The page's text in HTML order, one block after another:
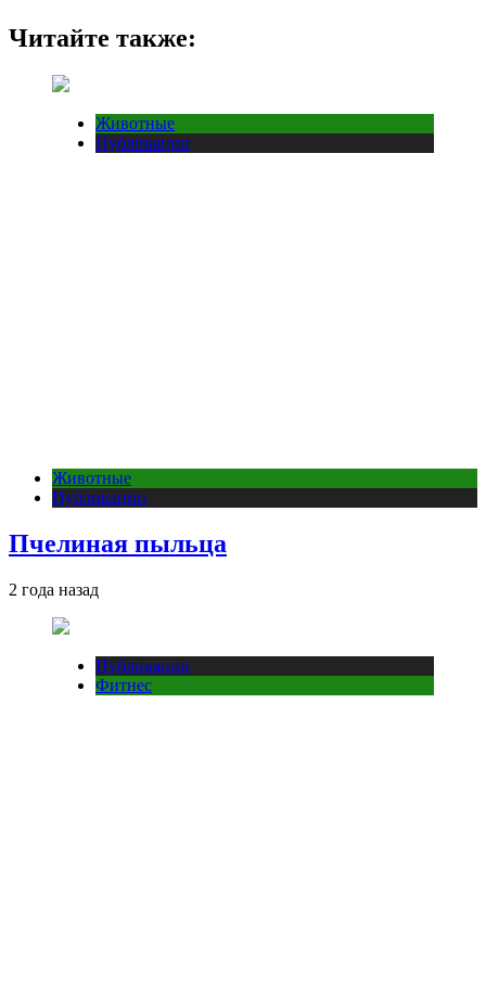
Читайте также:
Животные
Публикации
Животные
Публикации
Пчелиная пыльца
2 года назад
Публикации
Фитнес